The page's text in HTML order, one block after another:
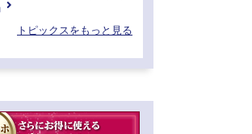
トピックスをもっと見る